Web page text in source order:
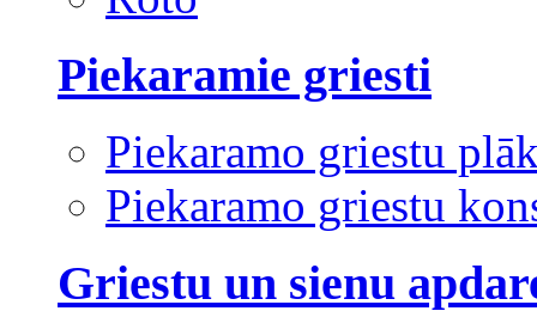
Piekaramie griesti
Piekaramo griestu
Piekaramo griestu
Griestu un sienu